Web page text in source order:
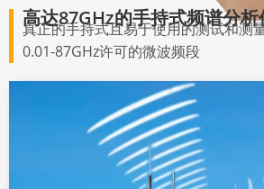
高达87GHz的手持式频谱分析
真正的手持式且易于使用的测试和测
0.01-87GHz许可的微波频段